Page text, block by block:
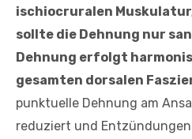
ischiocruralen
sollte die Dehnung nur
Dehnung erfolgt
gesamten dorsalen
punktuelle Dehnung am
reduziert und